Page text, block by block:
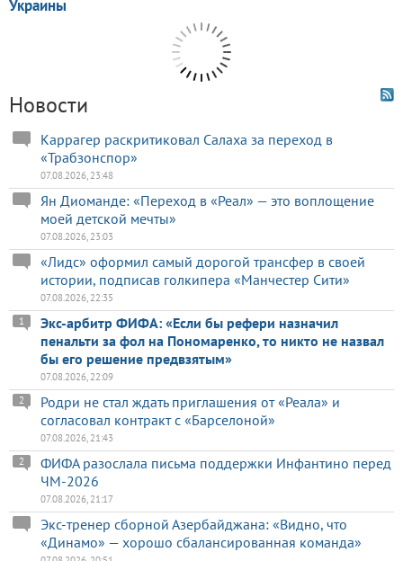
Новости
Каррагер раскритиковал Салаха за переход в
«Трабзонспор»
07.08.2026, 23:48
Ян Диоманде: «Переход в «Реал» — это воплощение
моей детской мечты»
07.08.2026, 23:03
«Лидс» оформил самый дорогой трансфер в своей
истории, подписав голкипера «Манчестер Сити»
07.08.2026, 22:35
Экс-арбитр ФИФА: «Если бы рефери назначил
пенальти за фол на Пономаренко, то никто не назвал
бы его решение предвзятым»
1
07.08.2026, 22:09
Родри не стал ждать приглашения от «Реала» и
согласовал контракт с «Барселоной»
2
07.08.2026, 21:43
ФИФА разослала письма поддержки Инфантино перед
ЧМ-2026
2
07.08.2026, 21:17
Экс-тренер сборной Азербайджана: «Видно, что
«Динамо» — хорошо сбалансированная команда»